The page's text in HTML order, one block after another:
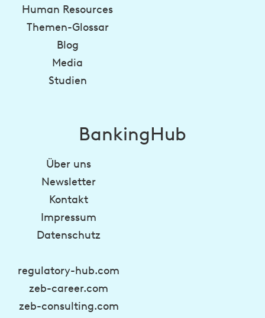
Human Resources
Themen-Glossar
Blog
Media
Studien
BankingHub
Über uns
Newsletter
Kontakt
Impressum
Datenschutz
regulatory-hub.com
zeb-career.com
zeb-consulting.com